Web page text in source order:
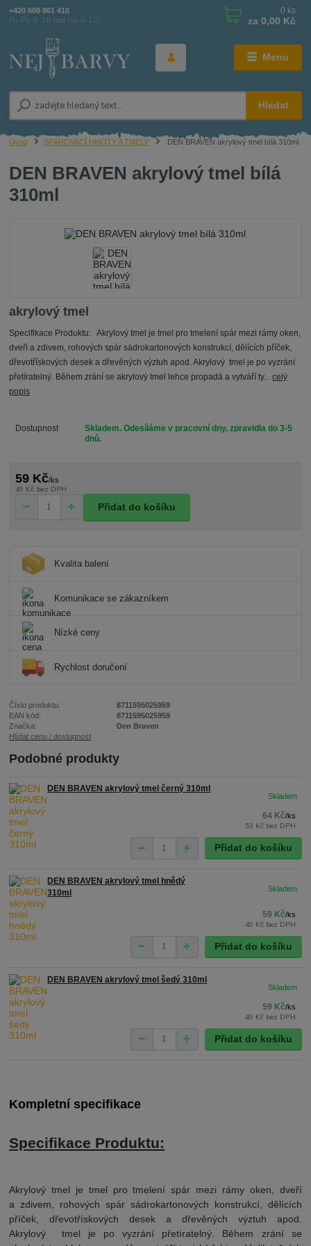
Menu
Hledat
+420 608 861 410
Po-Pá 8-16 hod (So 8-12)
0 ks
za 0,00 Kč
Úvod SPÁROVACÍ HMOTY A TMELY DEN BRAVEN akrylový tmel bílá 310ml
DEN BRAVEN akrylový tmel bílá
310ml
akrylový tmel
Specifikace Produktu: Akrylový tmel je tmel pro tmelení spár mezi rámy oken,
dveří a zdivem, rohových spár sádrokartonových konstrukcí, dělících příček,
dřevotřískových desek a dřevěných výztuh apod. Akrylový tmel je po vyzrání
přetíratelný. Během zrání se akrylový tmel lehce propadá a vytváří ty...celý
popis
Dostupnost
Skladem. Odesíláme v pracovní dny, zpravidla do 3-5
dnů.
59 Kč/ks
49 Kč bez DPH
Přidat do košíku
Kvalita balení
Komunikace se zákazníkem
Nízké ceny
Rychlost doručení
Číslo produktu:
8711595025959
EAN kód:
8711595025959
Značka:
Den Braven
Hlídat cenu / dostupnost
Podobné produkty
DEN BRAVEN akrylový tmel černý 310ml
64 Kč/ks
53 Kč bez DPH
Přidat do košíku
DEN BRAVEN akrylový tmel hnědý
310ml
59 Kč/ks
49 Kč bez DPH
Přidat do košíku
DEN BRAVEN akrylový tmel šedý 310ml
59 Kč/ks
49 Kč bez DPH
Přidat do košíku
Kompletní specifikace
Specifikace Produktu:
Akrylový tmel je tmel pro tmelení spár mezi rámy oken, dveří
a zdivem, rohových spár sádrokartonových konstrukcí, dělících
příček, dřevotřískových desek a dřevěných výztuh apod.
Akrylový tmel je po vyzrání přetíratelný. Během zrání se